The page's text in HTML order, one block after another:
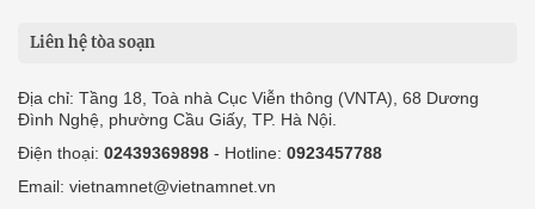
Liên hệ tòa soạn
Địa chỉ: Tầng 18, Toà nhà Cục Viễn thông (VNTA), 68 Dương
Đình Nghệ, phường Cầu Giấy, TP. Hà Nội.
Điện thoại: 02439369898 - Hotline: 0923457788
Email: vietnamnet@vietnamnet.vn